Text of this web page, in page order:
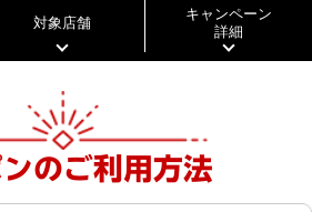
対象店舗
キャンペーン
詳細
のご利用方法